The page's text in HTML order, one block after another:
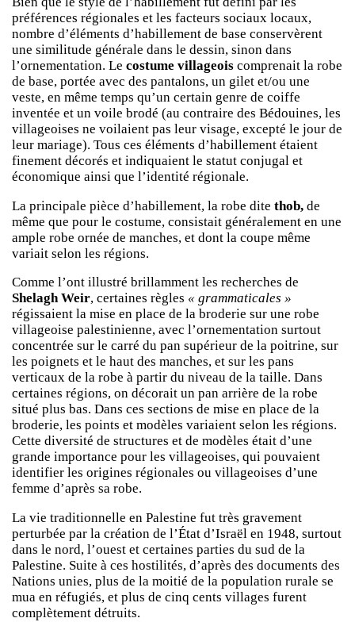
préférences régionales et les facteurs sociaux locaux,
nombre d’éléments d’habillement de base conservèrent
une similitude générale dans le dessin, sinon dans
l’ornementation. Le costume villageois comprenait la robe
de base, portée avec des pantalons, un gilet et/ou une
veste, en même temps qu’un certain genre de coiffe
inventée et un voile brodé (au contraire des Bédouines, les
villageoises ne voilaient pas leur visage, excepté le jour de
leur mariage). Tous ces éléments d’habillement étaient
finement décorés et indiquaient le statut conjugal et
économique ainsi que l’identité régionale.
La principale pièce d’habillement, la robe dite thob, de
même que pour le costume, consistait généralement en une
ample robe ornée de manches, et dont la coupe même
variait selon les régions.
Comme l’ont illustré brillamment les recherches de
Shelagh Weir, certaines règles « grammaticales »
régissaient la mise en place de la broderie sur une robe
villageoise palestinienne, avec l’ornementation surtout
concentrée sur le carré du pan supérieur de la poitrine, sur
les poignets et le haut des manches, et sur les pans
verticaux de la robe à partir du niveau de la taille. Dans
certaines régions, on décorait un pan arrière de la robe
situé plus bas. Dans ces sections de mise en place de la
broderie, les points et modèles variaient selon les régions.
Cette diversité de structures et de modèles était d’une
grande importance pour les villageoises, qui pouvaient
identifier les origines régionales ou villageoises d’une
femme d’après sa robe.
La vie traditionnelle en Palestine fut très gravement
perturbée par la création de l’État d’Israël en 1948, surtout
dans le nord, l’ouest et certaines parties du sud de la
Palestine. Suite à ces hostilités, d’après des documents des
Nations unies, plus de la moitié de la population rurale se
mua en réfugiés, et plus de cinq cents villages furent
complètement détruits.